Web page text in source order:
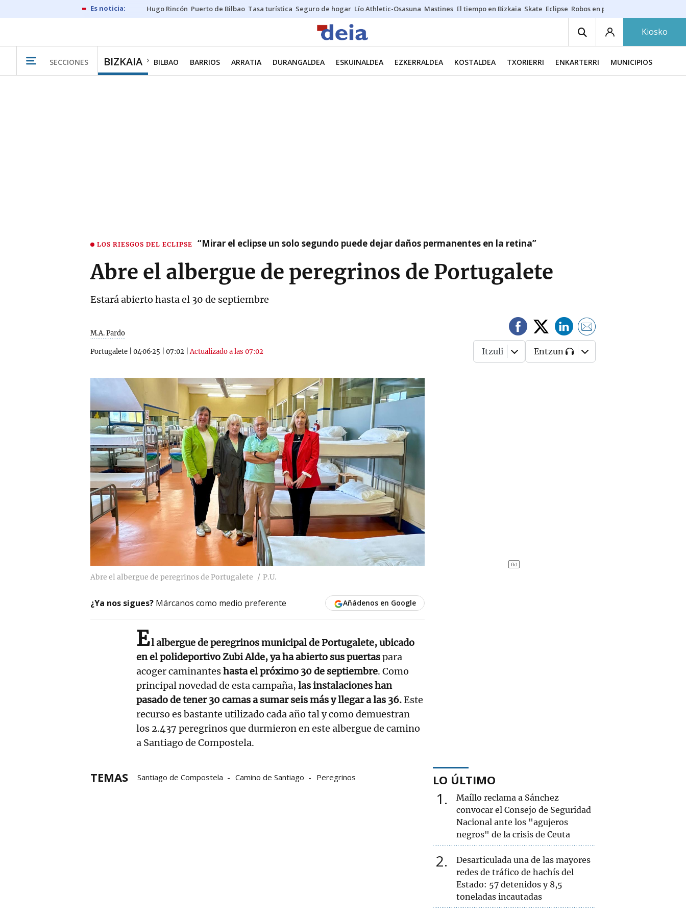
Hugo Rincón Puerto de Bilbao Tasa turística Seguro de hogar Lío Athletic-Osasuna Mastines El tiempo en Bizkaia Skate Eclipse Robos en playas
Kiosko
SECCIONES BIZKAIA BILBAO BARRIOS ARRATIA DURANGALDEA ESKUINALDEA EZKERRALDEA KOSTALDEA TXORIERRI ENKARTERRI MUNICIPIOS
LOS RIESGOS DEL ECLIPSE “Mirar el eclipse un solo segundo puede dejar daños permanentes en la retina”
Abre el albergue de peregrinos de Portugalete
Estará abierto hasta el 30 de septiembre
M.A. Pardo
Portugalete 04·06·25 07:02 |Actualizado a las 07:02 Itzuli Entzun
Abre el albergue de peregrinos de Portugalete P.U.
¿Ya nos sigues? Márcanos como medio preferente Añádenos en Google
El albergue de peregrinos municipal de Portugalete, ubicado
en el polideportivo Zubi Alde, ya ha abierto sus puertaspara
acoger caminanteshasta el próximo 30 de septiembre. Como
principal novedad de esta campaña, las instalaciones han
pasado de tener 30 camas a sumar seis más y llegar a las 36.Este
recurso es bastante utilizado cada año tal y como demuestran
los 2.437 peregrinos que durmieron en este albergue de camino
a Santiago de Compostela.
TEMAS Santiago de Compostela Camino de Santiago Peregrinos LO ÚLTIMO
1
Maíllo reclama a Sánchez
convocar el Consejo de Seguridad
Nacional ante los "agujeros
negros" de la crisis de Ceuta
2
Desarticulada una de las mayores
redes de tráfico de hachís del
Estado: 57 detenidos y 8,5
toneladas incautadas